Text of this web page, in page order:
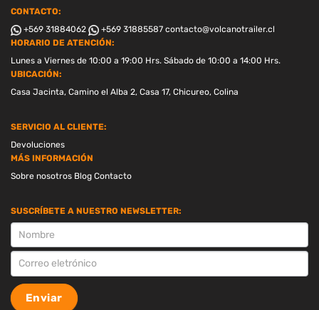
CONTACTO:
+569 31884062
+569 31885587 contacto@volcanotrailer.cl
HORARIO DE ATENCIÓN:
Lunes a Viernes de 10:00 a 19:00 Hrs. Sábado de 10:00 a 14:00 Hrs.
UBICACIÓN:
Casa Jacinta, Camino el Alba 2, Casa 17, Chicureo, Colina
SERVICIO AL CLIENTE:
Devoluciones
MÁS INFORMACIÓN
Sobre nosotros Blog Contacto
SUSCRÍBETE A NUESTRO NEWSLETTER:
SUSCRIPCION
Enviar